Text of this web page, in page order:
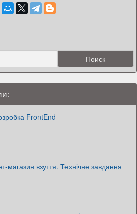
FrontEnd
магазин взуття. Технічне завдання